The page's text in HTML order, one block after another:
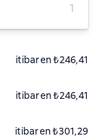
1
itibaren ₺246,41
itibaren ₺246,41
itibaren ₺301,29